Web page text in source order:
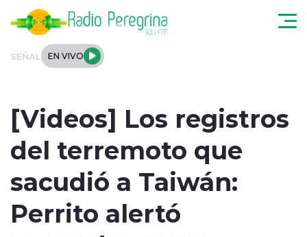
SEÑAL EN VIVO
Regionales
Tendencias
Podcast
Internacional
[Videos] Los registros
del terremoto que
sacudió a Taiwán:
Perrito alertó